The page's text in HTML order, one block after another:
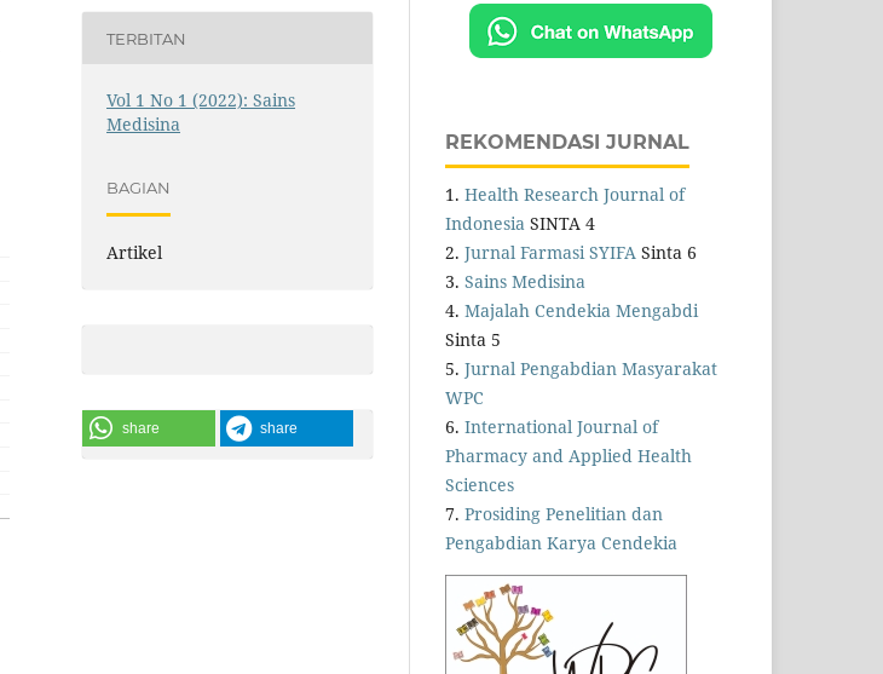
TERBITAN
Vol 1 No 1 (2022): Sains
Medisina
BAGIAN
Artikel
share share
REKOMENDASI JURNAL
1. Health Research Journal of
Indonesia SINTA 4
2. Jurnal Farmasi SYIFA Sinta 6
3. Sains Medisina
4. Majalah Cendekia Mengabdi
Sinta 5
5. Jurnal Pengabdian Masyarakat
WPC
6. International Journal of
Pharmacy and Applied Health
Sciences
7. Prosiding Penelitian dan
Pengabdian Karya Cendekia